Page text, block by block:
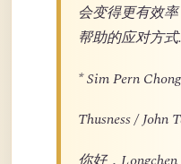
会变得更有效
帮助的应对方
* Sim Pern Chong
Thusness / John